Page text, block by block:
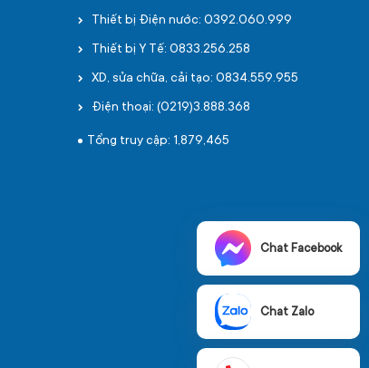
Thiết bị Điện nước: 0392.060.999
Thiết bị Y Tế: 0833.256.258
XD, sửa chữa, cải tạo: 0834.559.955
Điện thoại: (0219)3.888.368
Tổng truy cập: 1,879,465
Chat Facebook
Chat Zalo